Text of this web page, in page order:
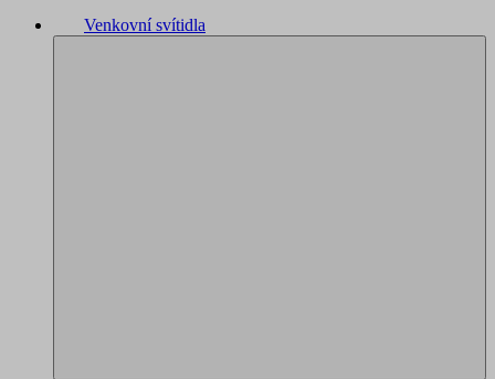
Venkovní svítidla